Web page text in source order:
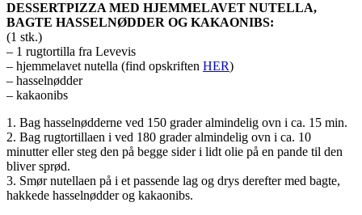
DESSERTPIZZA MED HJEMMELAVET NUTELLA,
BAGTE HASSELNØDDER OG KAKAONIBS:
(1 stk.)
– 1 rugtortilla fra Levevis
– hjemmelavet nutella (find opskriften HER)
– hasselnødder
– kakaonibs
1. Bag hasselnødderne ved 150 grader almindelig ovn i ca. 15 min.
2. Bag rugtortillaen i ved 180 grader almindelig ovn i ca. 10
minutter eller steg den på begge sider i lidt olie på en pande til den
bliver sprød.
3. Smør nutellaen på i et passende lag og drys derefter med bagte,
hakkede hasselnødder og kakaonibs.